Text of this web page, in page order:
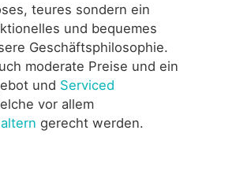
teures sondern ein
und bequemes
Geschäftsphilosophie.
moderate Preise und ein
und Serviced
vor allem
gerecht werden.